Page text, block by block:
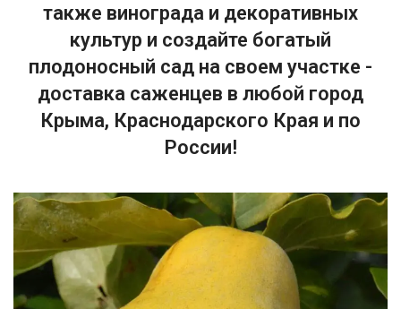
также винограда и декоративных
культур и создайте богатый
плодоносный сад на своем участке -
доставка саженцев в любой город
Крыма, Краснодарского Края и по
России!